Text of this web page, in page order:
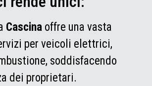
Cascina offre una vasta
per veicoli elettrici,
soddisfacendo
dei proprietari.